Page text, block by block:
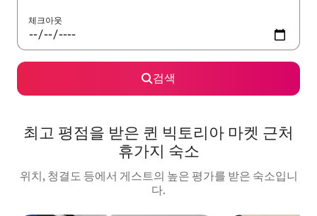
체크아웃
검색
최고 평점을 받은 퀸 빅토리아 마켓 근처
휴가지 숙소
위치, 청결도 등에서 게스트의 높은 평가를 받은 숙소입니
다.